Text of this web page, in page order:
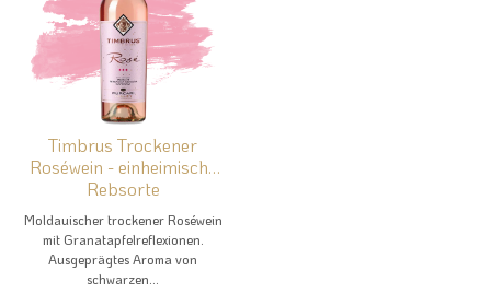
Timbrus Trockener
Roséwein - einheimische
Rebsorte
Moldauischer trockener Roséwein
mit Granatapfelreflexionen.
Ausgeprägtes Aroma von
schwarzen...